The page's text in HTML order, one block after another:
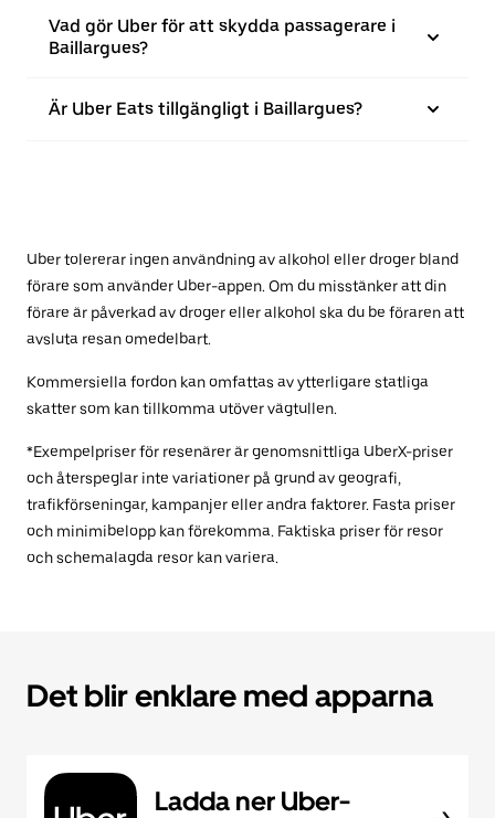
Vad gör Uber för att skydda passagerare i
Baillargues?
Är Uber Eats tillgängligt i Baillargues?
Uber tolererar ingen användning av alkohol eller droger bland
förare som använder Uber-appen. Om du misstänker att din
förare är påverkad av droger eller alkohol ska du be föraren att
avsluta resan omedelbart.
Kommersiella fordon kan omfattas av ytterligare statliga
skatter som kan tillkomma utöver vägtullen.
*Exempelpriser för resenärer är genomsnittliga UberX-priser
och återspeglar inte variationer på grund av geografi,
trafikförseningar, kampanjer eller andra faktorer. Fasta priser
och minimibelopp kan förekomma. Faktiska priser för resor
och schemalagda resor kan variera.
Det blir enklare med apparna
Ladda ner Uber-